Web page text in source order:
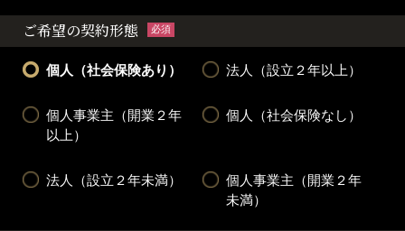
ご希望の契約形態 必須
個人（社会保険あり） 法人（設立２年以上）
個人事業主（開業２年
以上）
個人（社会保険なし）
法人（設立２年未満）
個人事業主（開業２年
未満）